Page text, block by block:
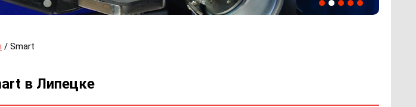
/ Smart
в Липецке